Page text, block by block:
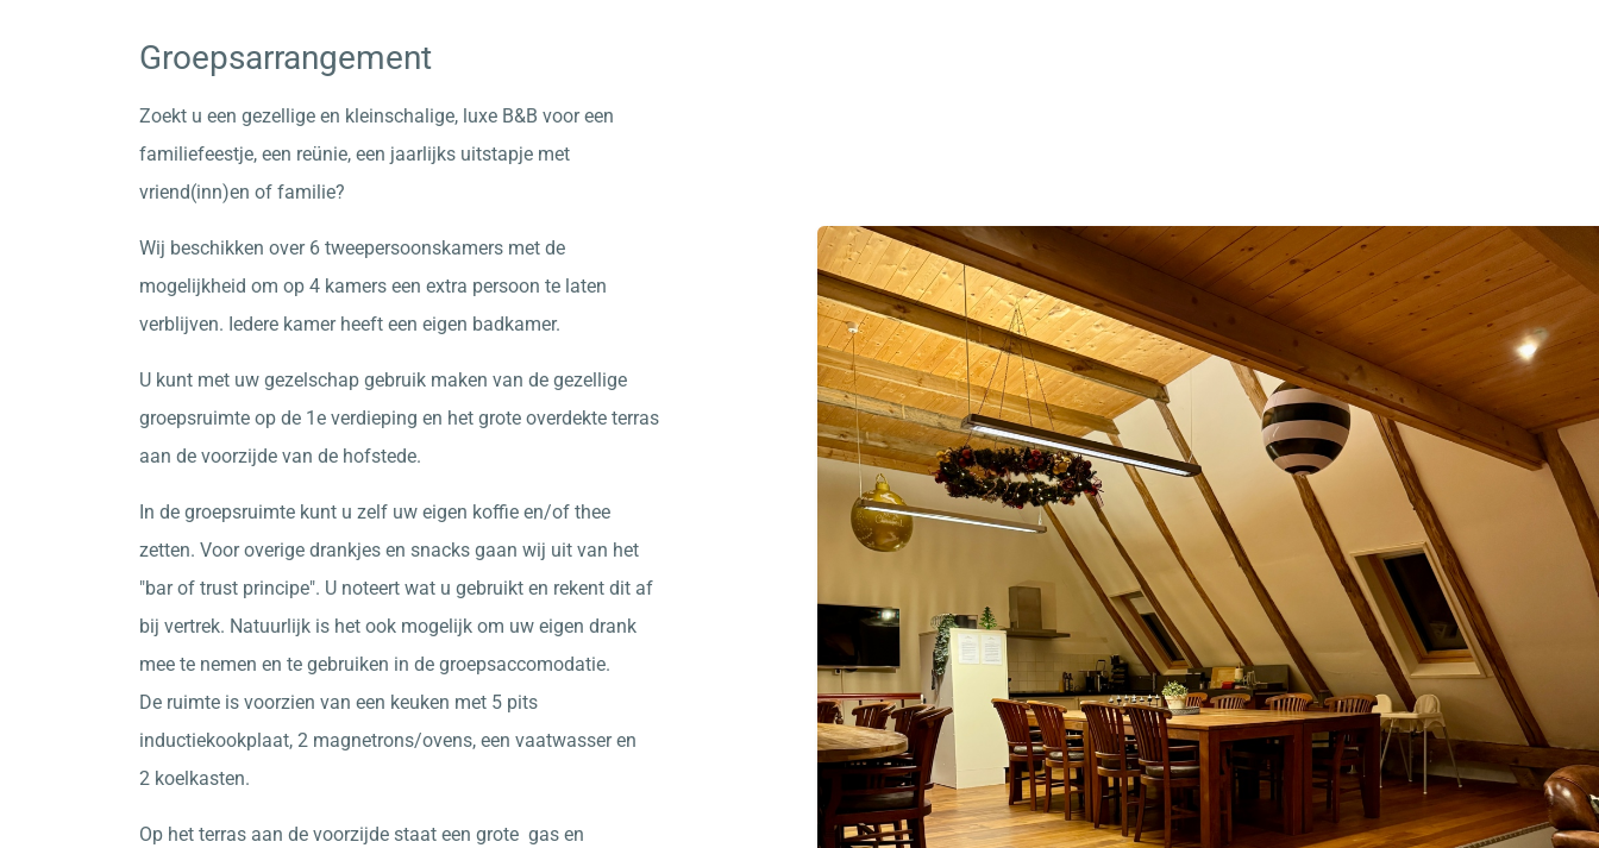
Groepsarrangement
Zoekt u een gezellige en kleinschalige, luxe B&B voor een
familiefeestje, een reünie, een jaarlijks uitstapje met
vriend(inn)en of familie?
Wij beschikken over 6 tweepersoonskamers met de
mogelijkheid om op 4 kamers een extra persoon te laten
verblijven. Iedere kamer heeft een eigen badkamer.
U kunt met uw gezelschap gebruik maken van de gezellige
groepsruimte op de 1e verdieping en het grote overdekte terras
aan de voorzijde van de hofstede.
In de groepsruimte kunt u zelf uw eigen koffie en/of thee
zetten. Voor overige drankjes en snacks gaan wij uit van het
"bar of trust principe". U noteert wat u gebruikt en rekent dit af
bij vertrek. Natuurlijk is het ook mogelijk om uw eigen drank
mee te nemen en te gebruiken in de groepsaccomodatie.
De ruimte is voorzien van een keuken met 5 pits
inductiekookplaat, 2 magnetrons/ovens, een vaatwasser en
2 koelkasten.
Op het terras aan de voorzijde staat een grote gas en